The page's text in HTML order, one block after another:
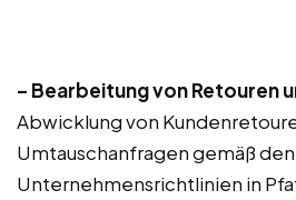
– Bearbeitung von Retouren
Abwicklung von
Umtauschanfragen gemäß den
Unternehmensrichtlinien in